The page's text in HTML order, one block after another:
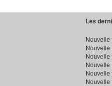
Les
Nouvelle
Nouvelle
Nouvelle
Nouvelle
Nouvelle
Nouvelle